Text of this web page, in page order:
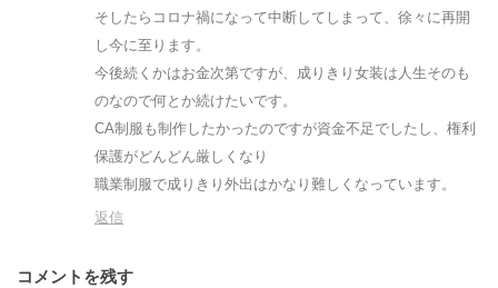
そしたらコロナ禍になって中断してしまって、徐々に再開
し今に至ります。
今後続くかはお金次第ですが、成りきり女装は人生そのも
のなので何とか続けたいです。
CA制服も制作したかったのですが資金不足でしたし、権利
保護がどんどん厳しくなり
職業制服で成りきり外出はかなり難しくなっています。
返信
コメントを残す